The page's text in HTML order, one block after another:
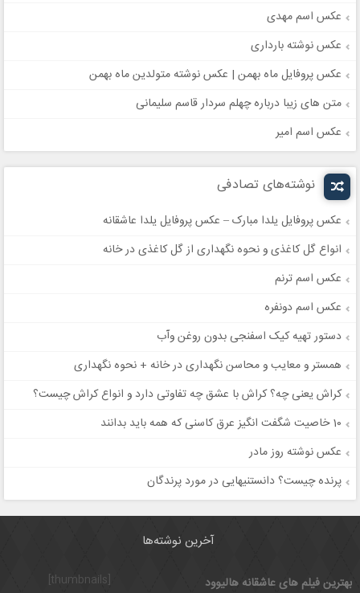
عکس اسم مهدی
عکس نوشته بارداری
عکس پروفایل ماه بهمن | عکس نوشته متولدین ماه بهمن
متن های زیبا درباره چهلم سردار قاسم سلیمانی
عکس اسم امیر
نوشته‌های تصادفی
عکس پروفایل یلدا مبارک – عکس پروفایل یلدا عاشقانه
انواع گل کاغذی و نحوه نگهداری از گل کاغذی در خانه
عکس اسم ترنم
عکس اسم دونفره
دستور تهیه کیک اسفنجی بدون روغن وآب
همستر و معایب و محاسن نگهداری در خانه + نحوه نگهداری
کراش یعنی چه؟ کراش با عشق چه تفاوتی دارد و انواع کراش چیست؟
10 خاصیت شگفت انگیز عرق کاسنی که همه باید بدانند
عکس نوشته روز مادر
پرنده چیست؟ دانستنیهایی در مورد پرندگان
آخرین نوشته‌ها
بهترین فیلم های عاشقانه هالیوود